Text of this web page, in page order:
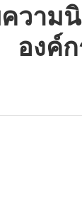
วา
องค์